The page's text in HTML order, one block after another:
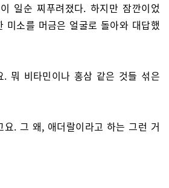
일순 찌푸려졌다. 하지만 잠깐이었
미소를 머금은 얼굴로 돌아와 대답했
. 뭐 비타민이나 홍삼 같은 것들 섞은
. 그 왜, 애더랄이라고 하는 그런 거